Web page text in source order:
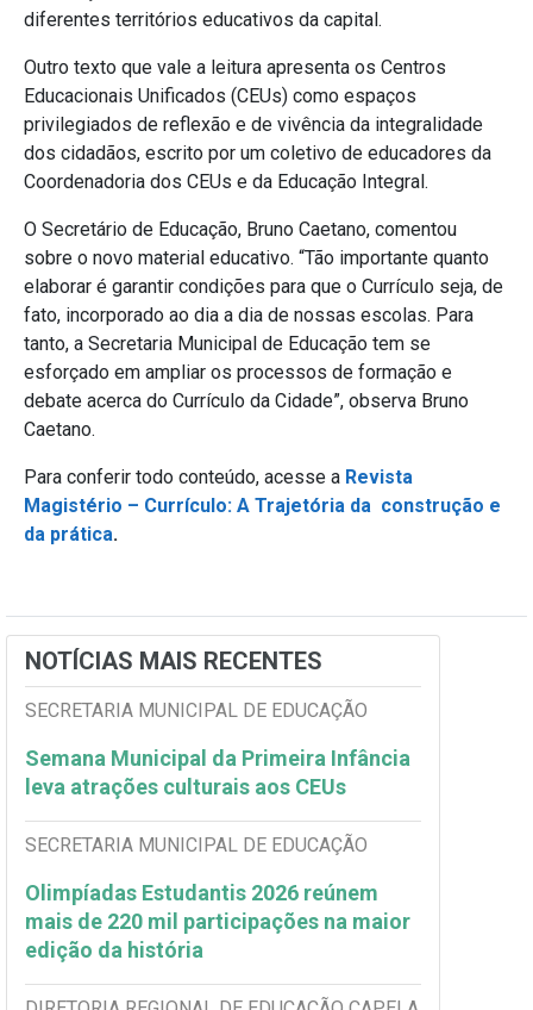
diferentes territórios educativos da capital.
Outro texto que vale a leitura apresenta os Centros
Educacionais Unificados (CEUs) como espaços
privilegiados de reflexão e de vivência da integralidade
dos cidadãos, escrito por um coletivo de educadores da
Coordenadoria dos CEUs e da Educação Integral.
O Secretário de Educação, Bruno Caetano, comentou
sobre o novo material educativo. “Tão importante quanto
elaborar é garantir condições para que o Currículo seja, de
fato, incorporado ao dia a dia de nossas escolas. Para
tanto, a Secretaria Municipal de Educação tem se
esforçado em ampliar os processos de formação e
debate acerca do Currículo da Cidade”, observa Bruno
Caetano.
Para conferir todo conteúdo, acesse a Revista
Magistério – Currículo: A Trajetória da construção e
da prática.
NOTÍCIAS MAIS RECENTES
SECRETARIA MUNICIPAL DE EDUCAÇÃO
Semana Municipal da Primeira Infância
leva atrações culturais aos CEUs
SECRETARIA MUNICIPAL DE EDUCAÇÃO
Olimpíadas Estudantis 2026 reúnem
mais de 220 mil participações na maior
edição da história